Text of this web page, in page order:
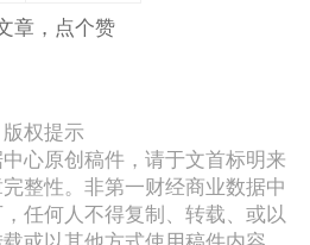
章，点个赞
版权提示
心原创稿件，请于文首标明来
整性。非第一财经商业数据中
任何人不得复制、转载、或以